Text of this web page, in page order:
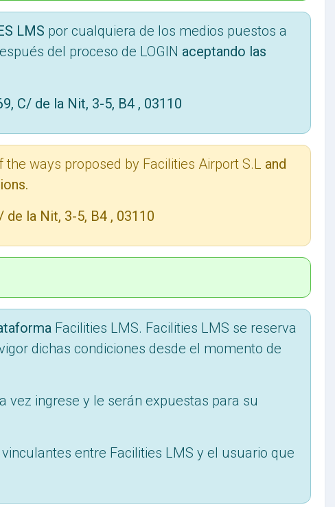
LMS por cualquiera de los medios puestos a
del proceso de LOGIN aceptando las
C/ de la Nit, 3-5, B4 , 03110
ways proposed by Facilities Airport S.L and
de la Nit, 3-5, B4 , 03110
Facilities LMS. Facilities LMS se reserva
dichas condiciones desde el momento de
vez ingrese y le serán expuestas para su
entre Facilities LMS y el usuario que